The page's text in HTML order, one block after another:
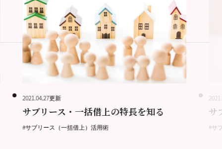
2021.04.27更新
サブリース・一括借上の特長を知る
#サブリース（一括借上）活用術
サ
#サ